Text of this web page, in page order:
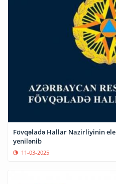
Fövqəladə Hallar Nazirliyinin
yenilənib
11-03-2025